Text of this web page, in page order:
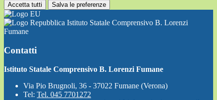
Accetta tutti Salva le preferenze
Istituto Statale Comprensivo B. Lorenzi
Fumane
Contatti
Istituto Statale Comprensivo B. Lorenzi Fumane
Via Pio Brugnoli, 36 - 37022 Fumane (Verona)
Tel: Tel. 045 7701272